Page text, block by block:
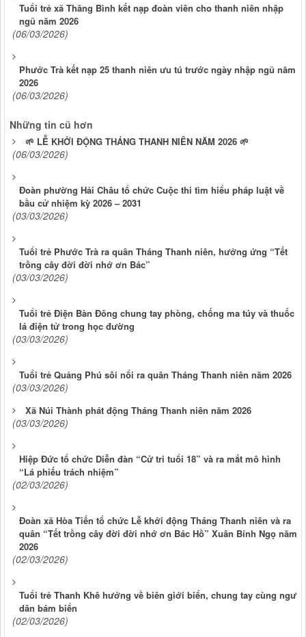
Tuổi trẻ xã Thăng Bình kết nạp đoàn viên cho thanh niên nhập
ngũ năm 2026
(06/03/2026)
Phước Trà kết nạp 25 thanh niên ưu tú trước ngày nhập ngũ năm
2026
(06/03/2026)
Những tin cũ hơn
🌱 LỄ KHỞI ĐỘNG THÁNG THANH NIÊN NĂM 2026 🌱
(06/03/2026)
Đoàn phường Hải Châu tổ chức Cuộc thi tìm hiểu pháp luật về
bầu cử nhiệm kỳ 2026 – 2031
(03/03/2026)
Tuổi trẻ Phước Trà ra quân Tháng Thanh niên, hưởng ứng “Tết
trồng cây đời đời nhớ ơn Bác”
(03/03/2026)
Tuổi trẻ Điện Bàn Đông chung tay phòng, chống ma túy và thuốc
lá điện tử trong học đường
(03/03/2026)
Tuổi trẻ Quảng Phú sôi nổi ra quân Tháng Thanh niên năm 2026
(03/03/2026)
Xã Núi Thành phát động Tháng Thanh niên năm 2026
(03/03/2026)
Hiệp Đức tổ chức Diễn đàn “Cử tri tuổi 18” và ra mắt mô hình
“Lá phiếu trách nhiệm”
(02/03/2026)
Đoàn xã Hòa Tiến tổ chức Lễ khởi động Tháng Thanh niên và ra
quân “Tết trồng cây đời đời nhớ ơn Bác Hồ” Xuân Bính Ngọ năm
2026
(02/03/2026)
Tuổi trẻ Thanh Khê hướng về biên giới biển, chung tay cùng ngư
dân bám biển
(02/03/2026)